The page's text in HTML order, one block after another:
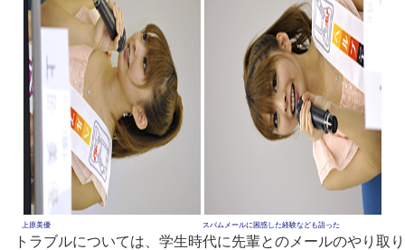
上原美優 スパムメールに困惑した経験なども語った
トラブルについては、学生時代に先輩とのメールのやり取り